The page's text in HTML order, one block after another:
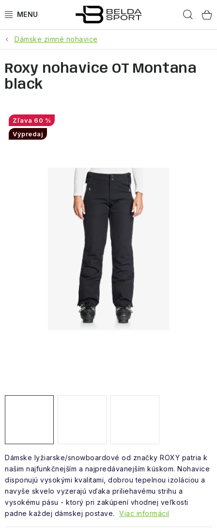
na
ŠPORTY
BEH
GOLDBERGH
OBLEČENIE
Doprava a platba
Dámske zimné nohavice
Dámske lyžiarske/snowboardové od značky ROXY patria k
našim najfunkčnejším a najpredávanejším kúskom. Nohavice
disponujú vysokými kvalitami, dobrou tepelnou izoláciou a
navyše skvelo vyzerajú vďaka priliehavému strihu a
vysokému pásu - ktorý pri zakúpení vhodnej veľkosti
padne každej dámskej postave.
Viac informácií
Roxy nohavice OT Montana
black
60 %
Výpredaj